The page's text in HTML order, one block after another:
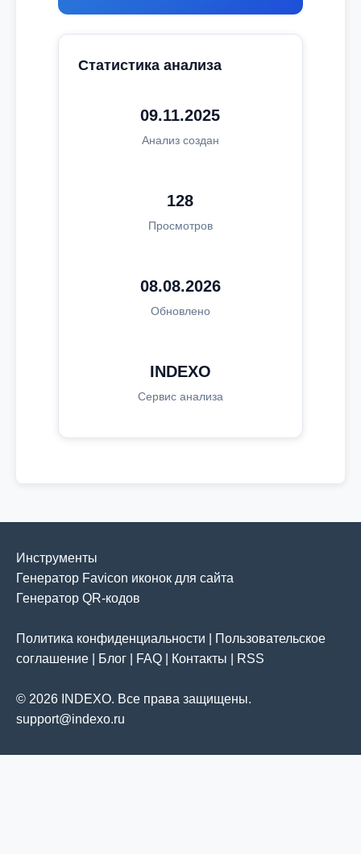
Статистика анализа
09.11.2025
Анализ создан
128
Просмотров
08.08.2026
Обновлено
INDEXO
Сервис анализа
Инструменты
Генератор Favicon иконок для сайта
Генератор QR-кодов
Политика конфиденциальности
Пользовательское
соглашение
Блог FAQ Контакты RSS
© 2026 INDEXO. Все права защищены.
support@indexo.ru